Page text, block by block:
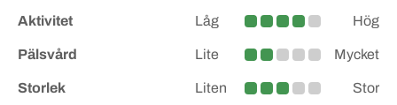
Aktivitet Låg
Medelhög
Hög
Pälsvård Lite
Lite större
Mycket
Storlek Liten
Medel
Stor